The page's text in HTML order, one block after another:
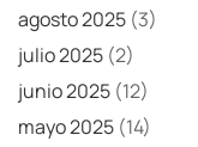
agosto 2025 (3)
julio 2025 (2)
junio 2025 (12)
mayo 2025 (14)